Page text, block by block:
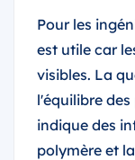
Pour les
est utile car
visibles. La
l'équilibre
indique des
polymère et